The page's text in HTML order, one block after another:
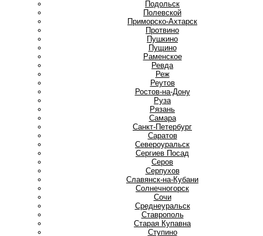
Подольск
Полевской
Приморско-Ахтарск
Протвино
Пушкино
Пущино
Раменское
Ревда
Реж
Реутов
Ростов-на-Дону
Руза
Рязань
Самара
Санкт-Петербург
Саратов
Североуральск
Сергиев Посад
Серов
Серпухов
Славянск-на-Кубани
Солнечногорск
Сочи
Среднеуральск
Ставрополь
Старая Купавна
Ступино